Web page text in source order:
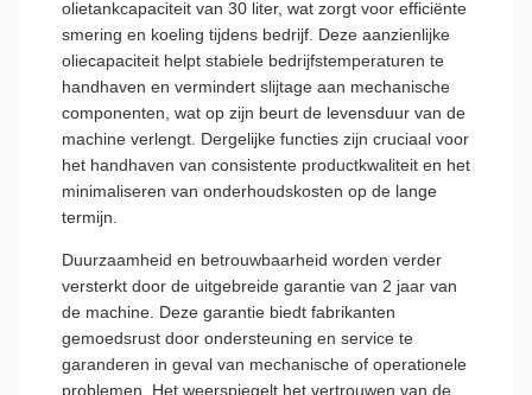
olietankcapaciteit van 30 liter, wat zorgt voor efficiënte
smering en koeling tijdens bedrijf. Deze aanzienlijke
oliecapaciteit helpt stabiele bedrijfstemperaturen te
handhaven en vermindert slijtage aan mechanische
componenten, wat op zijn beurt de levensduur van de
machine verlengt. Dergelijke functies zijn cruciaal voor
het handhaven van consistente productkwaliteit en het
minimaliseren van onderhoudskosten op de lange
termijn.
Duurzaamheid en betrouwbaarheid worden verder
versterkt door de uitgebreide garantie van 2 jaar van
de machine. Deze garantie biedt fabrikanten
gemoedsrust door ondersteuning en service te
garanderen in geval van mechanische of operationele
problemen. Het weerspiegelt het vertrouwen van de